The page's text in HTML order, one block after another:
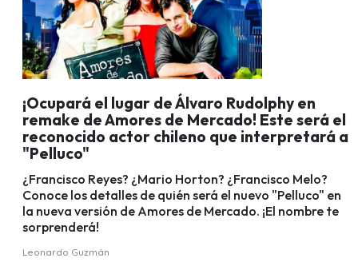
¡Ocupará el lugar de Álvaro Rudolphy en
remake de Amores de Mercado! Este será el
reconocido actor chileno que interpretará a
"Pelluco"
¿Francisco Reyes? ¿Mario Horton? ¿Francisco Melo?
Conoce los detalles de quién será el nuevo "Pelluco" en
la nueva versión de Amores de Mercado. ¡El nombre te
sorprenderá!
Leonardo Guzmán